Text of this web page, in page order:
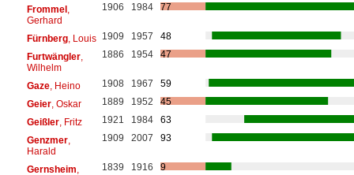
Frommel,
Gerhard
1906 1984 77
Fürnberg, Louis 1909 1957
48
Furtwängler,
Wilhelm
1886 1954 47
Gaze, Heino 1908 1967
59
Geier, Oskar 1889 1952
45
Geißler, Fritz 1921 1984
63
Genzmer,
Harald
1909 2007 93
Gernsheim 1839 1916 9